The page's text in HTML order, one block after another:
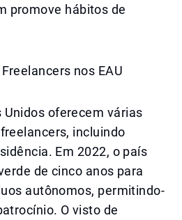
promove hábitos de
nos EAU
Unidos oferecem várias
incluindo
Em 2022, o país
de cinco anos para
autônomos, permitindo-
O visto de